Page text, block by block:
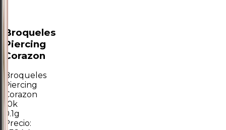
Broqueles
Piercing
Corazon
Broqueles
Piercing
Corazon
10k
0.1g
Precio: